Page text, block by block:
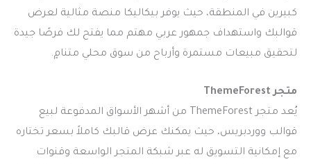
كبيرين في المنطقة، حيث يوفر بيكاليكا منصة مثالية لعرض
قوالبك واستهداف جمهور عربي مهتم مما يفتح لك فرصًا جيدة
لتحقيق مبيعات مستمرة وأرباح من سوق محلي متنامٍ.
متجر ThemeForest
يُعد متجر ThemeForest من أشهر الأسواق المدفوعة لبيع
قوالب ووردبريس، حيث يمكنك عرض قالبك كاملاً بسعر تختاره
مع إمكانية التسويق له عبر شبكة المتجر الواسعة وقنوات